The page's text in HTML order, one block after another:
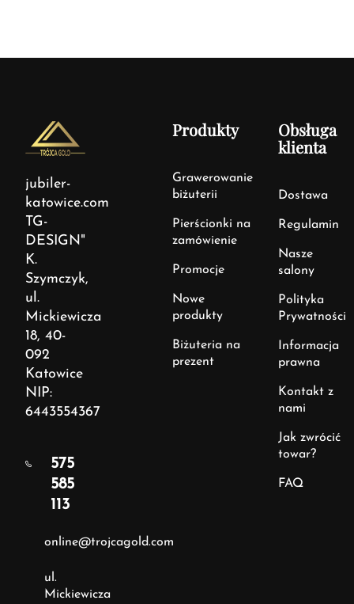
jubiler-
katowice.com
TG-
DESIGN"
K.
Szymczyk,
ul.
Mickiewicza
18, 40-
092
Katowice
NIP:
6443554367
575
585
113
online@trojcagold.com
ul.
Mickiewicza
Produkty
Grawerowanie
biżuterii
Pierścionki na
zamówienie
Promocje
Nowe
produkty
Biżuteria na
prezent
Obsługa
klienta
Dostawa
Regulamin
Nasze
salony
Polityka
Prywatności
Informacja
prawna
Kontakt z
nami
Jak zwrócić
towar?
FAQ